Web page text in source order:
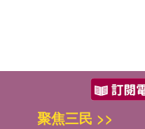
聚焦三民 >>